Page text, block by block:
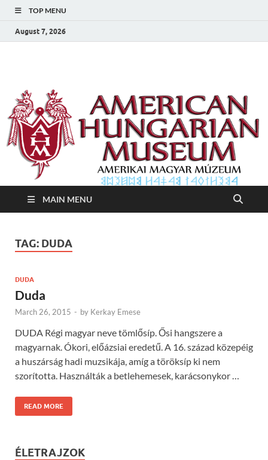
TOP MENU
August 7, 2026
Amerikai Magyar
Múzeum
MAIN MENU
TAG: DUDA
DUDA
Duda
March 26, 2015 - by Kerkay Emese
DUDA Régi magyar neve tömlősíp. Ősi hangszere a
magyarnak. Ókori, előázsiai eredetű. A 16. század közepéig
a huszárság hadi muzsikája, amíg a töröksíp ki nem
szorította. Használták a betlehemesek, karácsonykor …
READ MORE
ÉLETRAJZOK